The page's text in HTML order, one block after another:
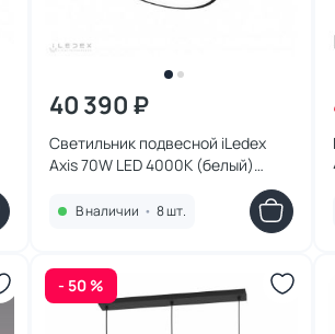
40 390 ₽
Светильник подвесной iLedex
Axis 70W LED 4000К (белый)
В наличии • 8 шт.
- 50 %